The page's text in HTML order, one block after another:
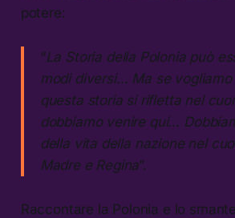
potere:
“La Storia della Polonia può
modi diversi… Ma se
questa storia si rifletta nel
dobbiamo venire qui…
della vita della nazione nel
Madre e Regina”.
Raccontare la Polonia e lo